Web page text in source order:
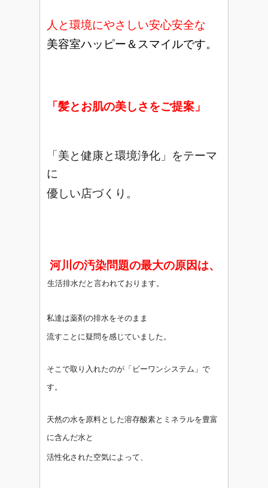
人と環境にやさしい安心安全な
美容室ハッピー＆スマイルです。
「髪とお肌の美しさをご提案」
「美と健康と環境浄化」をテーマ
に
優しい店づくり。
河川の汚染問題の最大の原因は、
生活排水だと言われております。
私達は薬剤の排水をそのまま
流すことに疑問を感じていました。
そこで取り入れたのが 「ビーワンシステム」で
す。
天然の水を原料とした溶存酸素と ミネラルを豊富
に含んだ水と
活性化された空気によって、